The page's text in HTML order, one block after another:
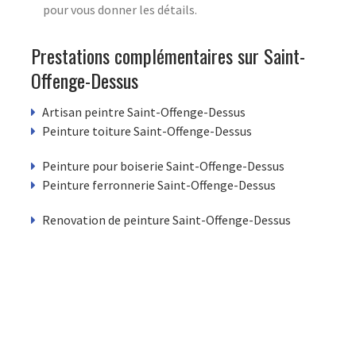
pour vous donner les détails.
Prestations complémentaires sur Saint-
Offenge-Dessus
Artisan peintre Saint-Offenge-Dessus
Peinture toiture Saint-Offenge-Dessus
Peinture pour boiserie Saint-Offenge-Dessus
Peinture ferronnerie Saint-Offenge-Dessus
Renovation de peinture Saint-Offenge-Dessus